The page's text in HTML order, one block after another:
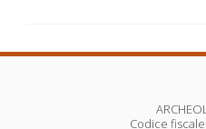
Codice